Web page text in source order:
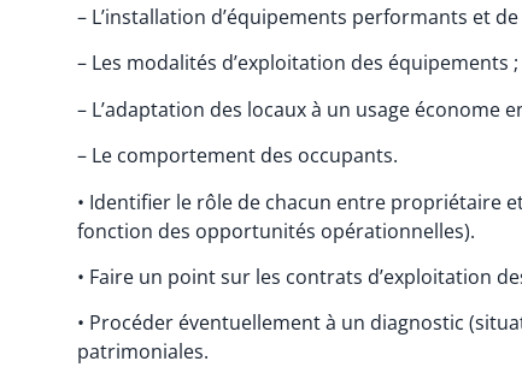
– L’installation d’équipements performants et
– Les modalités d’exploitation des équipements ;
– L’adaptation des locaux à un usage économe
– Le comportement des occupants.
• Identifier le rôle de chacun entre propriétaire
fonction des opportunités opérationnelles).
• Faire un point sur les contrats d’exploitation
• Procéder éventuellement à un diagnostic
patrimoniales.